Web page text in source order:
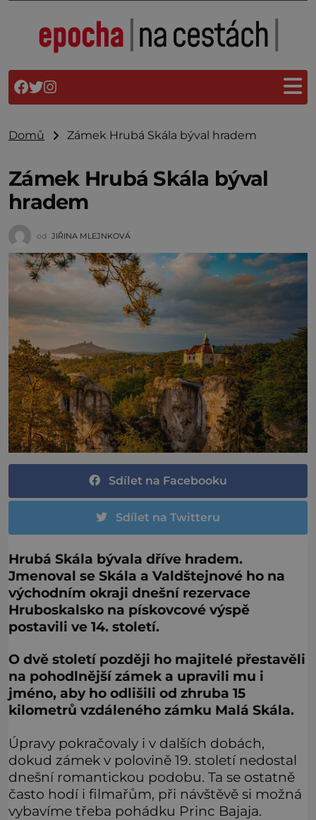
Domů Zámek Hrubá Skála býval hradem
Zámek Hrubá Skála býval
hradem
od JIŘINA MLEJNKOVÁ
Sdílet na Facebooku
Sdílet na Twitteru
Hrubá Skála bývala dříve hradem.
Jmenoval se Skála a Valdštejnové ho na
východním okraji dnešní rezervace
Hruboskalsko na pískovcové výspě
postavili ve 14. století.
O dvě století později ho majitelé přestavěli
na pohodlnější zámek a upravili mu i
jméno, aby ho odlišili od zhruba 15
kilometrů vzdáleného zámku Malá Skála.
Úpravy pokračovaly i v dalších dobách,
dokud zámek v polovině 19. století nedostal
dnešní romantickou podobu. Ta se ostatně
často hodí i filmařům, při návštěvě si možná
vybavíme třeba pohádku Princ Bajaja.